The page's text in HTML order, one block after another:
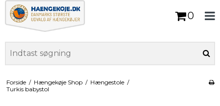
0
Forside / Hængekøje Shop / Hængestole /
Turkis babystol